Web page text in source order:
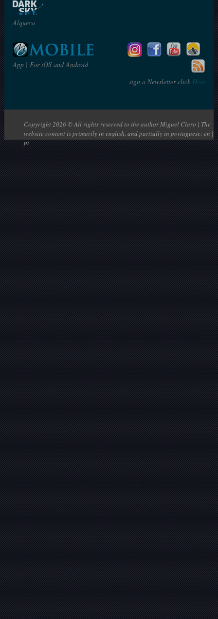
Alqueva
App | For iOS and Android
sign a Newsletter clickHere
Copyright 2026 © All rights reserved to the author Miguel Claro | The
website content is primarily in english, and partially in portuguese: en |
pt